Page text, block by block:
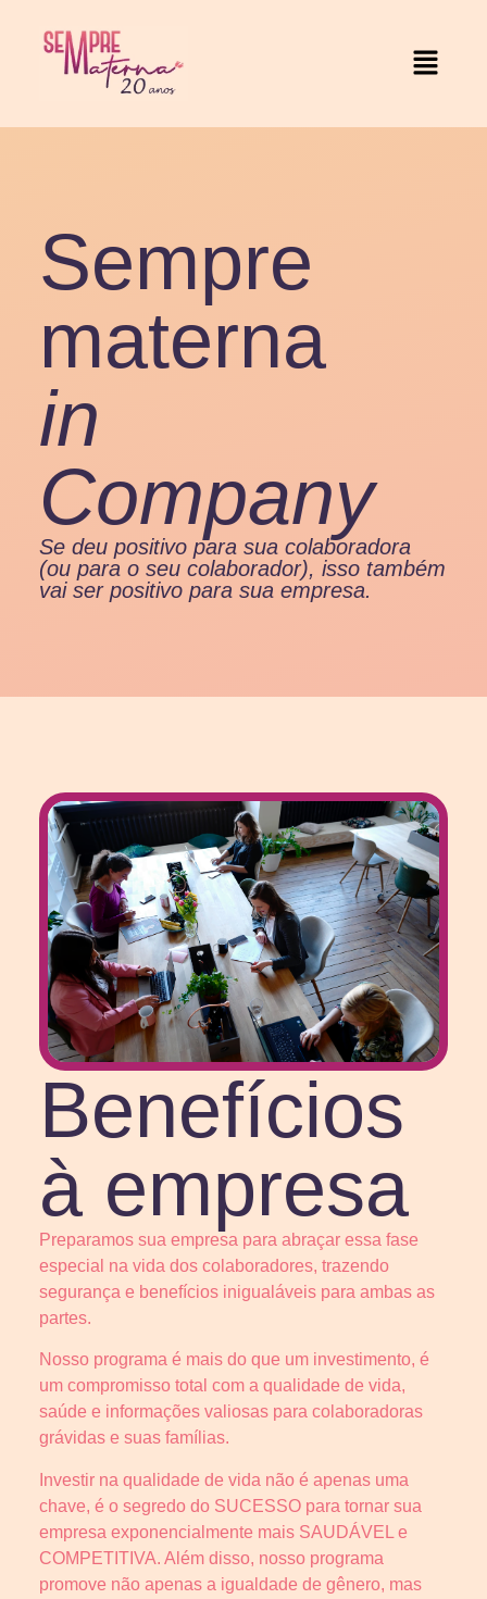
Sempre
materna
in
Company
Se deu positivo para sua colaboradora
(ou para o seu colaborador), isso também
vai ser positivo para sua empresa.
Benefícios
à empresa
Preparamos sua empresa para abraçar essa fase
especial na vida dos colaboradores, trazendo
segurança e benefícios inigualáveis para ambas as
partes.
Nosso programa é mais do que um investimento, é
um compromisso total com a qualidade de vida,
saúde e informações valiosas para colaboradoras
grávidas e suas famílias.
Investir na qualidade de vida não é apenas uma
chave, é o segredo do SUCESSO para tornar sua
empresa exponencialmente mais SAUDÁVEL e
COMPETITIVA. Além disso, nosso programa
promove não apenas a igualdade de gênero, mas